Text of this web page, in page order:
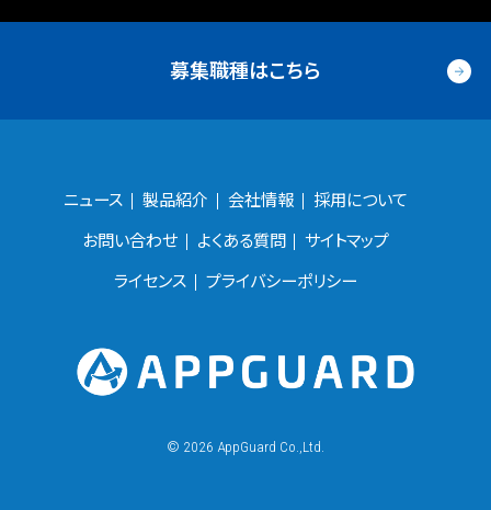
募集職種はこちら
ニュース 製品紹介 会社情報 採用について
お問い合わせ よくある質問 サイトマップ
ライセンス プライバシーポリシー
© 2026 AppGuard Co.,Ltd.